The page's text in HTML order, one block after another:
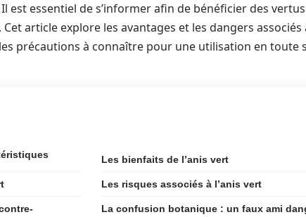
est essentiel de s’informer afin de bénéficier des
article explore les avantages et les dangers associés
précautions à connaître pour une utilisation en toute
Les bienfaits de l’anis vert
Les risques associés à l’anis vert
La confusion botanique : un faux ami